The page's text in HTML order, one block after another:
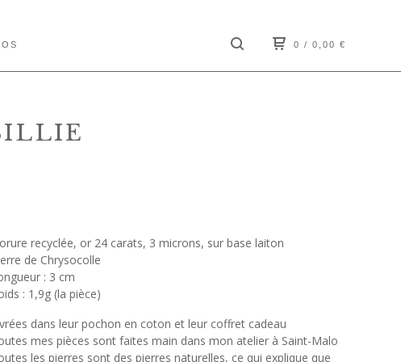
0 / 0,00 €
recyclée, or 24 carats, 3 microns, sur base laiton
de Chrysocolle
: 3 cm
: 1,9g (la pièce)
dans leur pochon en coton et leur coffret cadeau
mes pièces sont faites main dans mon atelier à Saint-Malo
les pierres sont des pierres naturelles, ce qui explique que